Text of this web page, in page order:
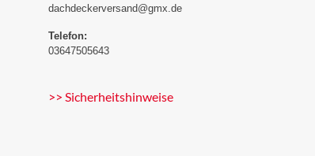
dachdeckerversand@gmx.de
Telefon:
03647505643
>> Sicherheitshinweise